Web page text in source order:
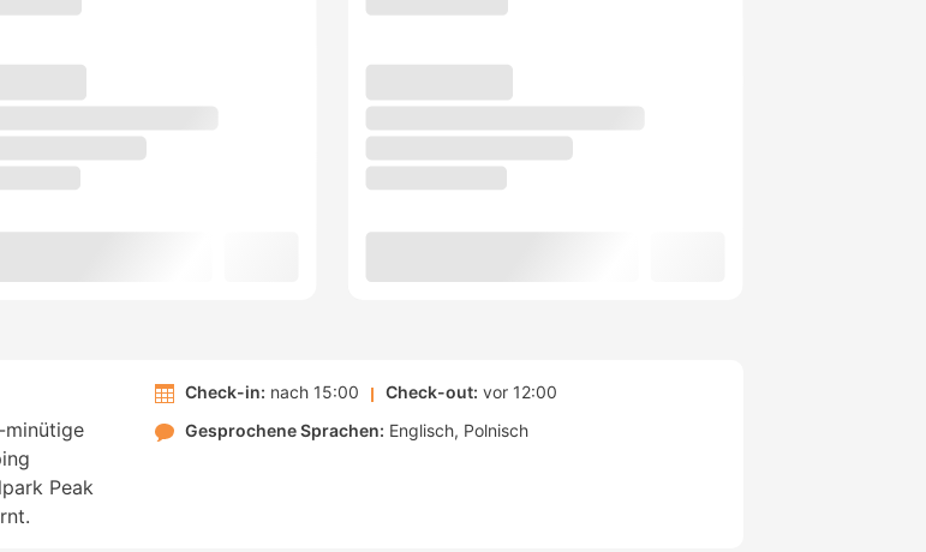
minütige
Peak
Check-in: nach 15:00 Check-out: vor 12:00
Gesprochene Sprachen: Englisch Polnisch